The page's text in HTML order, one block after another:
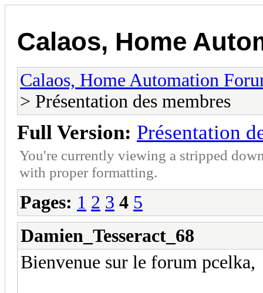
Calaos, Home
Calaos, Home Automation
> Présentation des membres
Full Version: Présentation
You're currently viewing a stripped
with proper formatting.
Pages: 1 2 3 4 5
Damien_Tesseract_68
Bienvenue sur le forum pcelka,